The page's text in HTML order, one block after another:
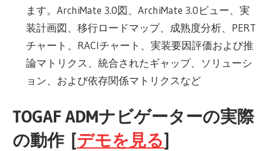
ます。ArchiMate 3.0図、ArchiMate 3.0ビュー、実
装計画図、移行ロードマップ、成熟度分析、PERT
チャート、RACIチャート、実装要因評価および推
論マトリクス、統合されたギャップ、ソリューシ
ョン、および依存関係マトリクスなど
TOGAF ADMナビゲーターの実際
の動作 [デモを見る]